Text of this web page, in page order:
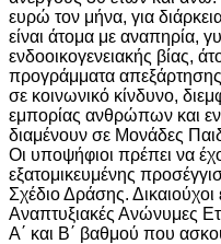
ευρώ τον μήνα, για
είναι άτομα με αναπηρία,
ενδοοικογενειακής βίας,
προγράμματα
σε κοινωνικό κίνδυνο,
εμπορίας ανθρώπων και
διαμένουν σε Μονάδες
Οι υποψήφιοι πρέπει να
εξατομικευμένης
Σχέδιο Δράσης. Δικαιούχοι
Αναπτυξιακές Ανώνυμες
Α΄ και Β΄ βαθμού που